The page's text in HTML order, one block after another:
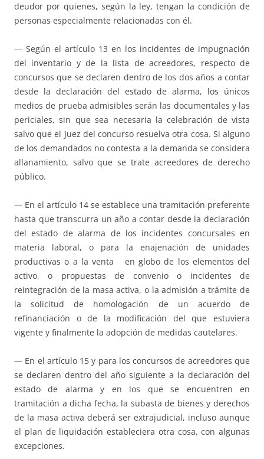
deudor por quienes, según la ley, tengan la condición de
personas especialmente relacionadas con él.
— Según el artículo 13 en los incidentes de impugnación
del inventario y de la lista de acreedores, respecto de
concursos que se declaren dentro de los dos años a contar
desde la declaración del estado de alarma, los únicos
medios de prueba admisibles serán las documentales y las
periciales, sin que sea necesaria la celebración de vista
salvo que el Juez del concurso resuelva otra cosa. Si alguno
de los demandados no contesta a la demanda se considera
allanamiento, salvo que se trate acreedores de derecho
público.
— En el artículo 14 se establece una tramitación preferente
hasta que transcurra un año a contar desde la declaración
del estado de alarma de los incidentes concursales en
materia laboral, o para la enajenación de unidades
productivas o a la venta en globo de los elementos del
activo, o propuestas de convenio o incidentes de
reintegración de la masa activa, o la admisión a trámite de
la solicitud de homologación de un acuerdo de
refinanciación o de la modificación del que estuviera
vigente y finalmente la adopción de medidas cautelares.
— En el artículo 15 y para los concursos de acreedores que
se declaren dentro del año siguiente a la declaración del
estado de alarma y en los que se encuentren en
tramitación a dicha fecha, la subasta de bienes y derechos
de la masa activa deberá ser extrajudicial, incluso aunque
el plan de liquidación estableciera otra cosa, con algunas
excepciones.